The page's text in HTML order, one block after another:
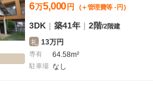
6万5,000 円 (＋管理費等 - 円 )
3DK | 築41年 | 2階/2階建
礼 13万円
専有 64.58m²
駐車場 なし